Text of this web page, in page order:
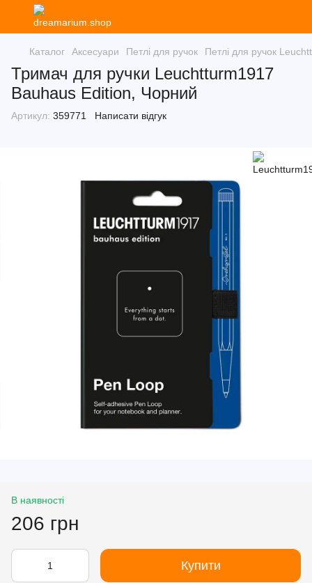
Каталог Аксесуари Петлі для ручок Петлі для ручок
Тримач для ручки Leuchtturm1917
Bauhaus Edition, Чорний
Артикул: 359771 Написати відгук
В наявності
206 грн
Купити